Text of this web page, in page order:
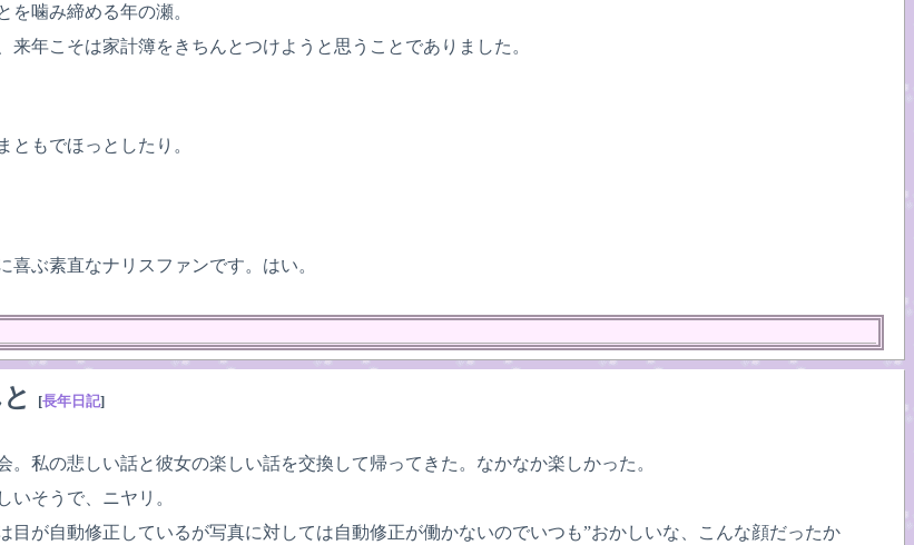
を噛み締める年の瀬。
来年こそは家計簿をきちんとつけようと思うことでありました。
ともでほっとしたり。
喜ぶ素直なナリスファンです。はい。
[長年日記]
。私の悲しい話と彼女の楽しい話を交換して帰ってきた。なかなか楽しかった。
いそうで、ニヤリ。
目が自動修正しているが写真に対しては自動修正が働かないのでいつも”おかしいな、こんな顔だったか